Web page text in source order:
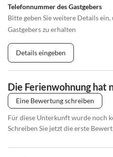
Telefonnummer des Gastgebers
Bitte geben Sie weitere Details
Gastgebers zu erhalten
Details eingeben
Die Ferienwohnung hat
Eine Bewertung schreiben
Für diese Unterkunft wurde noch
Schreiben Sie jetzt die erste